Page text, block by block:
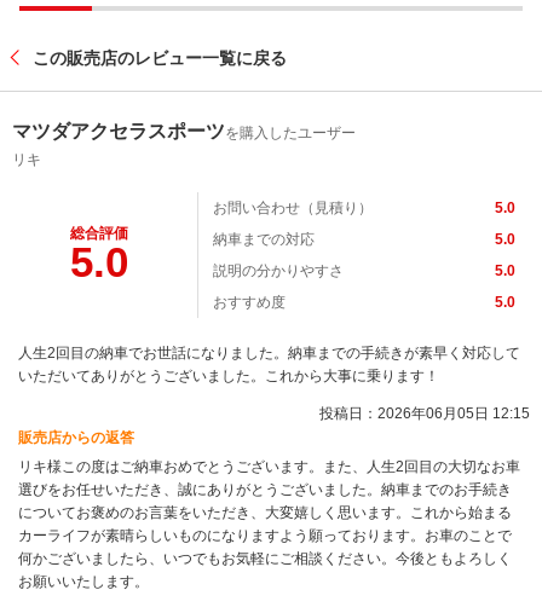
この販売店のレビュー一覧に戻る
マツダアクセラスポーツを購入したユーザー
リキ
総合評価
5.0
お問い合わせ（見積り）
5.0
納車までの対応
5.0
説明の分かりやすさ
5.0
おすすめ度
5.0
人生2回目の納車でお世話になりました。納車までの手続きが素早く対応して
いただいてありがとうございました。これから大事に乗ります！
投稿日：2026年06月05日 12:15
販売店からの返答
リキ様この度はご納車おめでとうございます。また、人生2回目の大切なお車
選びをお任せいただき、誠にありがとうございました。納車までのお手続き
についてお褒めのお言葉をいただき、大変嬉しく思います。これから始まる
カーライフが素晴らしいものになりますよう願っております。お車のことで
何かございましたら、いつでもお気軽にご相談ください。今後ともよろしく
お願いいたします。